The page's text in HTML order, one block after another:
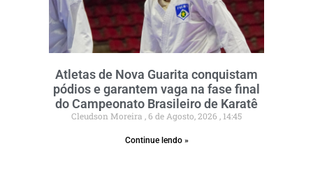
Atletas de Nova Guarita conquistam
pódios e garantem vaga na fase final
do Campeonato Brasileiro de Karatê
Cleudson Moreira 6 de Agosto, 2026 14:45
Continue lendo »